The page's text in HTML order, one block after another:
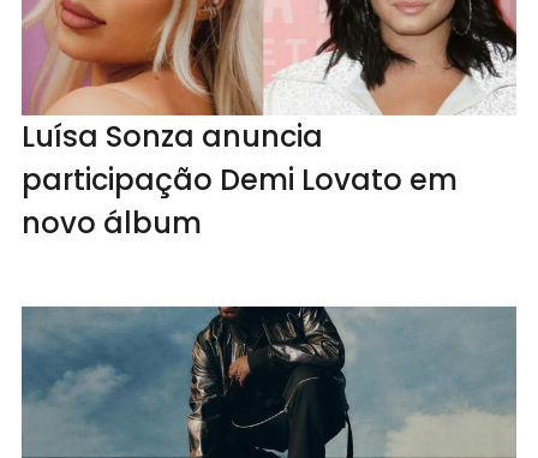
Luísa Sonza anuncia
participação Demi Lovato em
novo álbum